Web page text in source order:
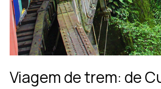
Viagem de trem: de